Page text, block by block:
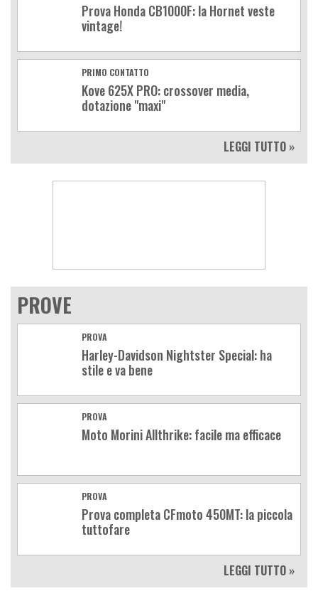
Prova Honda CB1000F: la Hornet veste
vintage!
PRIMO CONTATTO
Kove 625X PRO: crossover media,
dotazione "maxi"
LEGGI TUTTO »
PROVE
PROVA
Harley-Davidson Nightster Special: ha
stile e va bene
PROVA
Moto Morini Allthrike: facile ma efficace
PROVA
Prova completa CFmoto 450MT: la piccola
tuttofare
LEGGI TUTTO »